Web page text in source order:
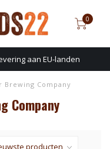
0
aan EU-landen
Brewing Company
Company